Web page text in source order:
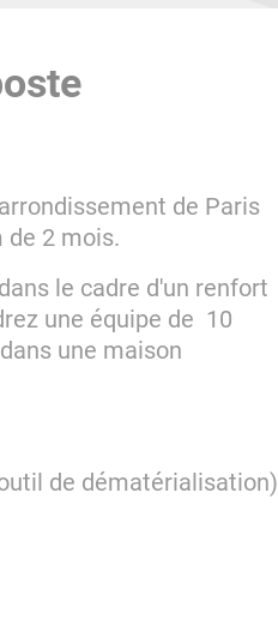
de Paris
de 2 mois.
le cadre d'un renfort
une équipe de 10
une maison
de dématérialisation)